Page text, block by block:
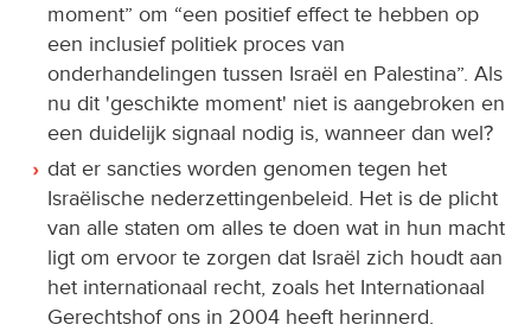
moment” om “een positief effect te hebben op
een inclusief politiek proces van
onderhandelingen tussen Israël en Palestina”. Als
nu dit 'geschikte moment' niet is aangebroken en
een duidelijk signaal nodig is, wanneer dan wel?
dat er sancties worden genomen tegen het
Israëlische nederzettingenbeleid. Het is de plicht
van alle staten om alles te doen wat in hun macht
ligt om ervoor te zorgen dat Israël zich houdt aan
het internationaal recht, zoals het Internationaal
Gerechtshof ons in 2004 heeft herinnerd.